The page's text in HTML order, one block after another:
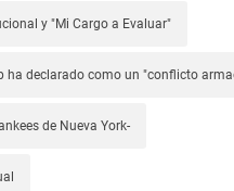
y "Mi Cargo a Evaluar"
ha declarado como un "conflicto
de Nueva York-